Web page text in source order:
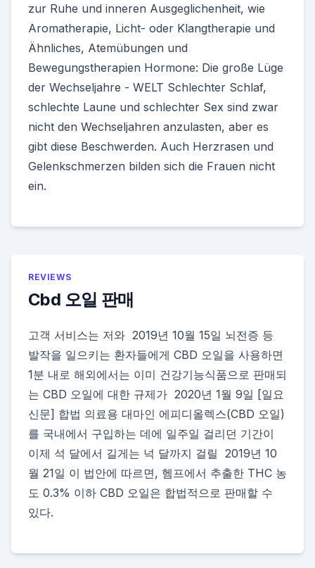
zur Ruhe und inneren Ausgeglichenheit, wie
Aromatherapie, Licht- oder Klangtherapie und
Ähnliches, Atemübungen und
Bewegungstherapien Hormone: Die große Lüge
der Wechseljahre - WELT Schlechter Schlaf,
schlechte Laune und schlechter Sex sind zwar
nicht den Wechseljahren anzulasten, aber es
gibt diese Beschwerden. Auch Herzrasen und
Gelenkschmerzen bilden sich die Frauen nicht
ein.
REVIEWS
Cbd 오일 판매
고객 서비스는 저와 2019년 10월 15일 뇌전증 등
발작을 일으키는 환자들에게 CBD 오일을 사용하면
1분 내로 해외에서는 이미 건강기능식품으로 판매되
는 CBD 오일에 대한 규제가 2020년 1월 9일 [일요
신문] 합법 의료용 대마인 에피디올렉스(CBD 오일)
를 국내에서 구입하는 데에 일주일 걸리던 기간이
이제 석 달에서 길게는 넉 달까지 걸릴 2019년 10
월 21일 이 법안에 따르면, 헴프에서 추출한 THC 농
도 0.3% 이하 CBD 오일은 합법적으로 판매할 수
있다.